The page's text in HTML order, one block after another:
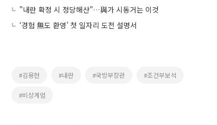
"내란 확정 시 정당해산"…與가 시동거는 이것
‘경험 無도 환영’ 첫 일자리 도전 설명서
#김용현 #내란 #국방부장관 #조건부보석
#비상계엄